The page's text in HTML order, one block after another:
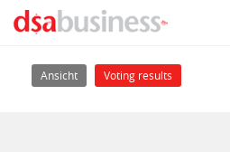
Haupt-Reiter
Ansicht (aktiver Reiter)
Voting results